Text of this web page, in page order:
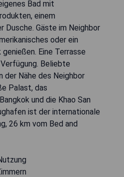
Bad mit
einem
Dusche. Gäste im Neighbor
oder ein
Eine Terrasse
Beliebte
der Nähe des Neighbor
Palast, das
und die Khao San
ist der internationale
26 km vom Bed and